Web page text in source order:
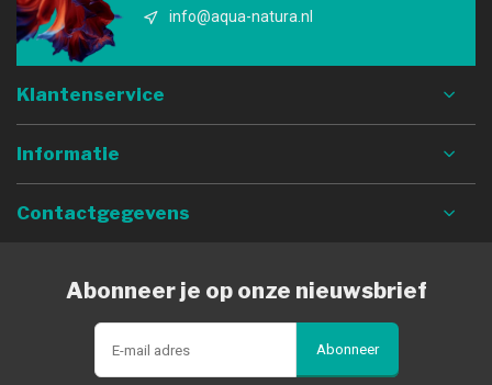
info@aqua-natura.nl
Klantenservice
Informatie
Contactgegevens
Abonneer je op onze nieuwsbrief
Abonneer